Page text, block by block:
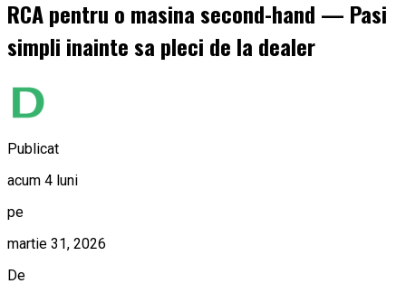
RCA pentru o masina second-hand — Pasi
simpli inainte sa pleci de la dealer
Publicat
acum 4 luni
pe
martie 31, 2026
De